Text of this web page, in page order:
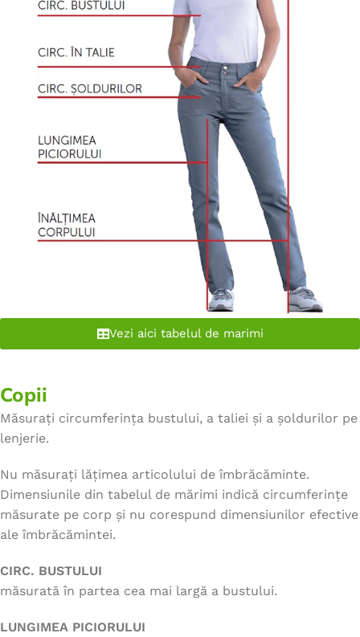
Vezi aici tabelul de marimi
Copii
Măsurați circumferința bustului, a taliei și a șoldurilor pe
lenjerie.
Nu măsurați lățimea articolului de îmbrăcăminte.
Dimensiunile din tabelul de mărimi indică circumferințe
măsurate pe corp și nu corespund dimensiunilor efective
ale îmbrăcămintei.
CIRC. BUSTULUI
măsurată în partea cea mai largă a bustului.
LUNGIMEA PICIORULUI